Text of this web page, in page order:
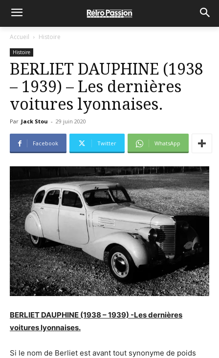
Accueil Histoire
Histoire
BERLIET DAUPHINE (1938
– 1939) – Les dernières
voitures lyonnaises.
Par Jack Stou - 29 juin 2020
Facebook Twitter WhatsApp
BERLIET DAUPHINE (1938 – 1939) -Les dernières
voitures lyonnaises.
Si le nom de Berliet est avant tout synonyme de poids